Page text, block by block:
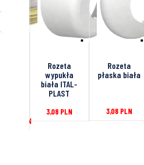
PLN
Rozeta
wypukła
biała ITAL-
PLAST
3,08 PLN
Rozeta
płaska biała
3,08 PLN